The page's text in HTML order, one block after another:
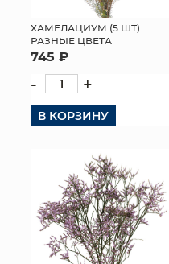
ХАМЕЛАЦИУМ (5 ШТ)
РАЗНЫЕ ЦВЕТА
745 ₽
- +
В КОРЗИНУ